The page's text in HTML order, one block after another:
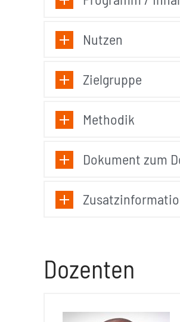
Nutzen
Zielgruppe
Methodik
Dokument zum
Dozenten